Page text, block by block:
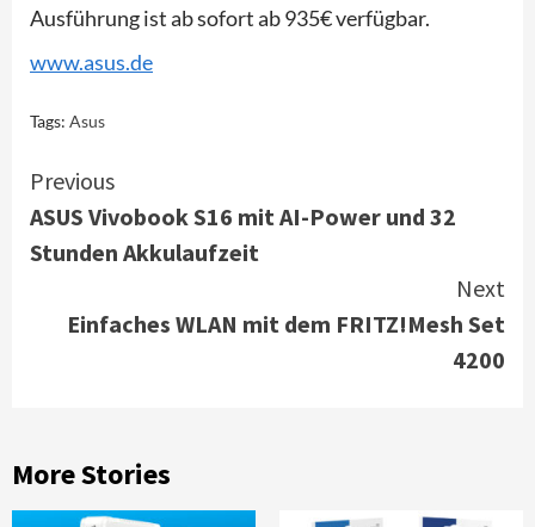
Ausführung ist ab sofort ab 935€ verfügbar.
www.asus.de
Tags: Asus
Continue
Reading
Previous
ASUS Vivobook S16 mit AI-Power und 32
Stunden Akkulaufzeit
Next
Einfaches WLAN mit dem FRITZ!Mesh Set
4200
More Stories